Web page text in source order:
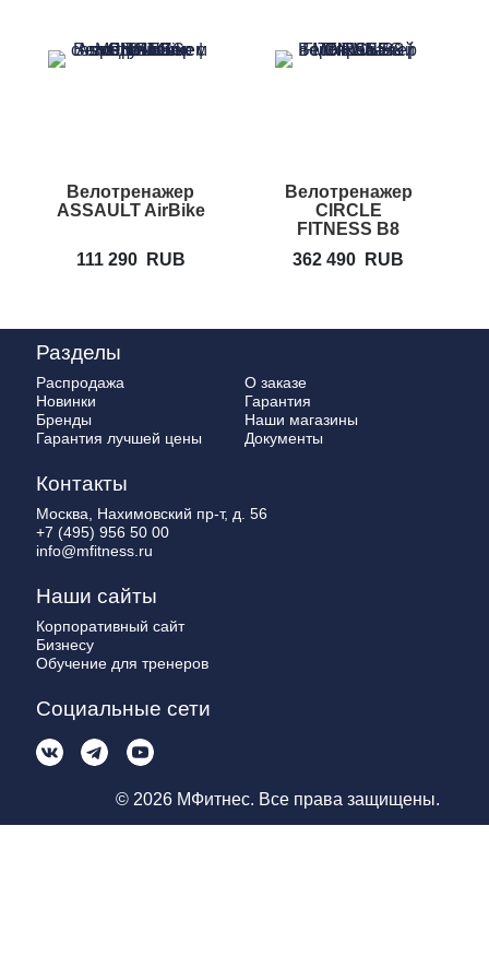
Велотренажер
ASSAULT AirBike
111 290 RUB
Велотренажер
CIRCLE
FITNESS B8
362 490
RUB
Разделы
Распродажа
Новинки
Бренды
Гарантия лучшей цены
О заказе
Гарантия
Наши магазины
Документы
Контакты
Москва, Нахимовский пр-т, д. 56
+7 (495) 956 50 00
info@mfitness.ru
Наши сайты
Корпоративный сайт
Бизнесу
Обучение для тренеров
Социальные сети
© 2026 МФитнес. Все права защищены.